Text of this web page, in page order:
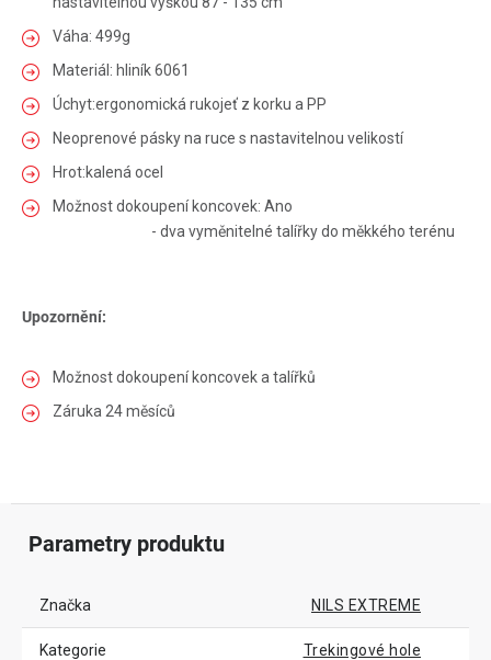
Váha: 499g
Materiál: hliník 6061
Úchyt:ergonomická rukojeť z korku a PP
Neoprenové pásky na ruce s nastavitelnou velikostí
Hrot:kalená ocel
Možnost dokoupení koncovek: Ano
- dva vyměnitelné talířky do měkkého terénu
Upozornění:
Možnost dokoupení koncovek a talířků
Záruka 24 měsíců
Parametry produktu
Značka NILS EXTREME
Kategorie Trekingové hole